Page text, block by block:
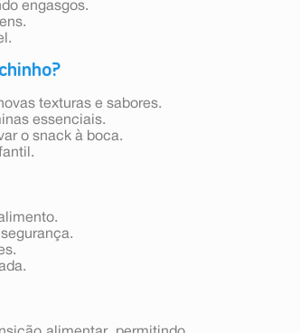
engasgos.
texturas e sabores.
essenciais.
o snack à boca.